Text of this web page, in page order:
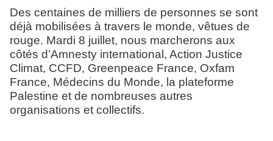
Des centaines de milliers de personnes se sont
déjà mobilisées à travers le monde, vêtues de
rouge. Mardi 8 juillet, nous marcherons aux
côtés d’Amnesty international, Action Justice
Climat, CCFD, Greenpeace France, Oxfam
France, Médecins du Monde, la plateforme
Palestine et de nombreuses autres
organisations et collectifs.